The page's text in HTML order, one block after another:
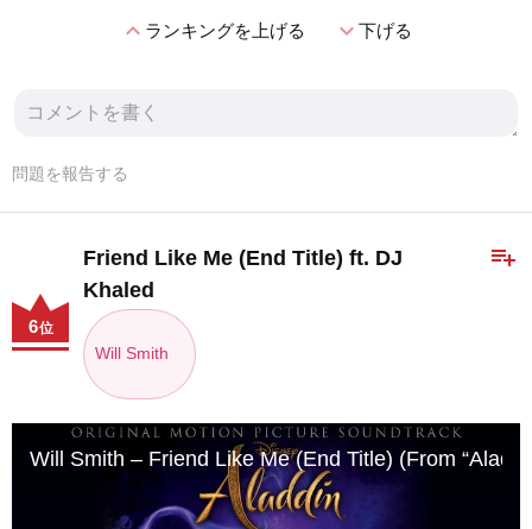
expand_lessランキングを上げる expand_more下げる
問題を報告する
playlist_add
Friend Like Me (End Title) ft. DJ
Khaled
Will Smith
6位
Will Smith – Friend Like Me (End Title) (From